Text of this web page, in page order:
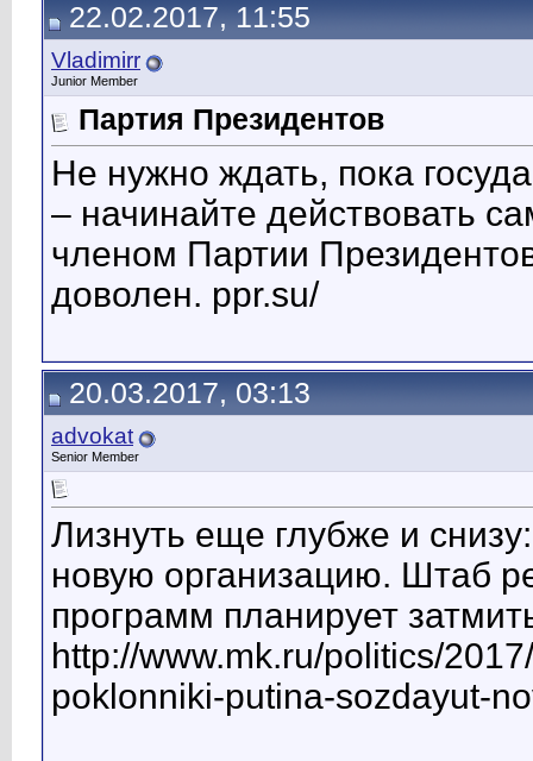
22.02.2017, 11:55
Vladimirr
Junior Member
Партия Президентов
Не нужно ждать, пока
– начинайте действовать
членом Партии
доволен. ppr.su/
20.03.2017, 03:13
advokat
Senior Member
Лизнуть еще глубже и
новую организацию. Штаб
программ планирует
http://www.mk.ru/politics/
poklonniki-putina-sozdayut-